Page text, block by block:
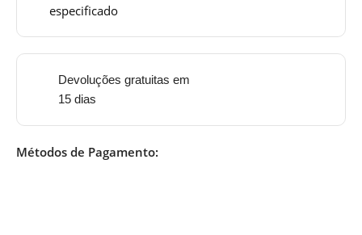
especificado
Devoluções gratuitas em
15 dias
Métodos de Pagamento: